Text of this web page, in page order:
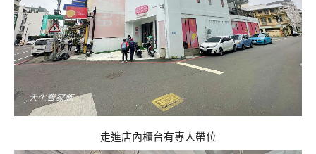
走進店內櫃台有專人帶位